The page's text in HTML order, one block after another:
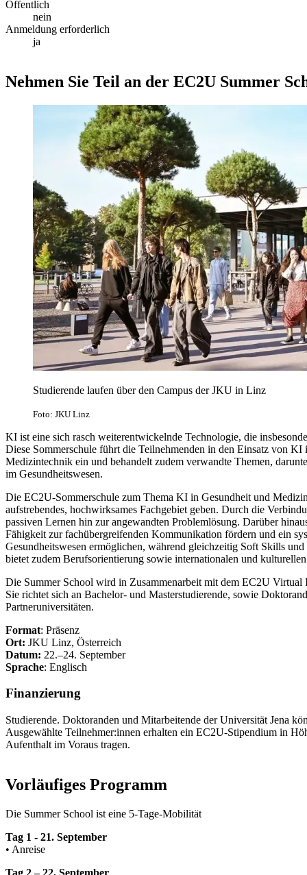
Öffentlich
nein
Anmeldung erforderlich
ja
Nehmen Sie Teil an der EC2U Summer
Studierende laufen über den Campus der JKU in Linz
Foto: JKU Linz
KI ist eine sich rasch weiterentwickelnde Technologie, die
Diese Sommerschule führt die Teilnehmenden in den Einsatz von
Medizintechnik ein und behandelt zudem verwandte Themen,
im Gesundheitswesen.
Die EC2U-Sommerschule zum Thema KI in Gesundheit und
aufstrebendes, hochwirksames Fachgebiet geben. Durch die
passiven Lernen hin zur angewandten Problemlösung. Darüber
Fähigkeit zur fachübergreifenden Kommunikation fördern und ein
Gesundheitswesen ermöglichen, während gleichzeitig Soft Skills
bietet zudem Berufsorientierung sowie internationalen und
Die Summer School wird in Zusammenarbeit mit dem EC2U
Sie richtet sich an Bachelor- und Masterstudierende, sowie
Partneruniversitäten.
Format: Präsenz
Ort: JKU Linz, Österreich
Datum: 22.–24. September
Sprache: Englisch
Finanzierung
Studierende. Doktoranden und Mitarbeitende der Universität Jena
Ausgewählte Teilnehmer:innen erhalten ein EC2U-Stipendium in
Aufenthalt im Voraus tragen.
Vorläufiges Programm
Die Summer School ist eine 5-Tage-Mobilität
Tag 1 - 21. September
• Anreise
Tag 2 – 22. September